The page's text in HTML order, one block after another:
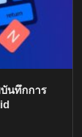
นทึกการ